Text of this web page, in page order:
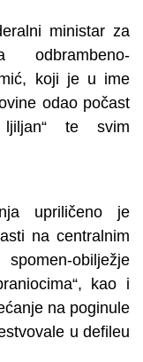
ministar za
koji je u ime
odao počast
ljiljan“ te svim
upriličeno je
na centralnim
obilježje
kao i
na poginule
u defileu